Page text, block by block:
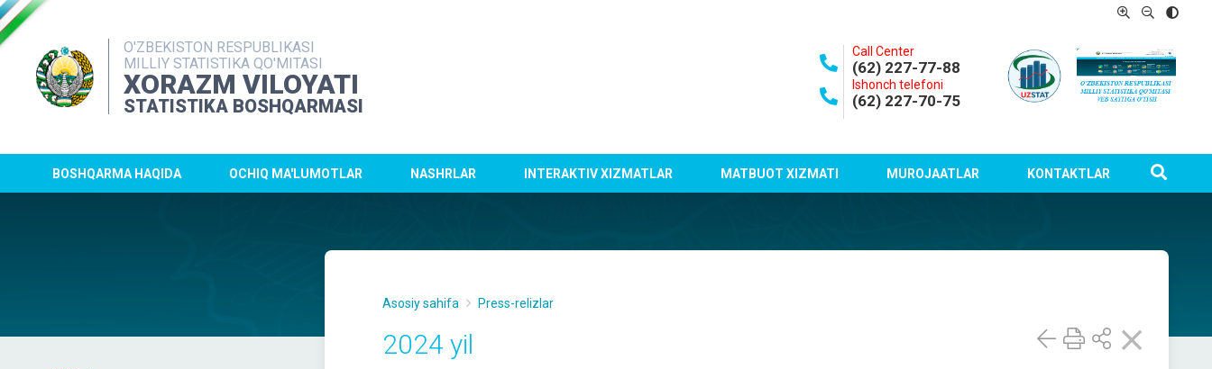
O'ZBEKISTON RESPUBLIKASI
MILLIY STATISTIKA QO'MITASI
XORAZM VILOYATI
STATISTIKA BOSHQARMASI
Call Center
(62) 227-77-88
Ishonch telefoni
(62) 227-70-75
BOSHQARMA HAQIDA OCHIQ MA'LUMOTLAR NASHRLAR INTERAKTIV XIZMATLAR MATBUOT XIZMATI MUROJAATLAR KONTAKTLAR
Asosiy sahifa Press-relizlar
2024 yil